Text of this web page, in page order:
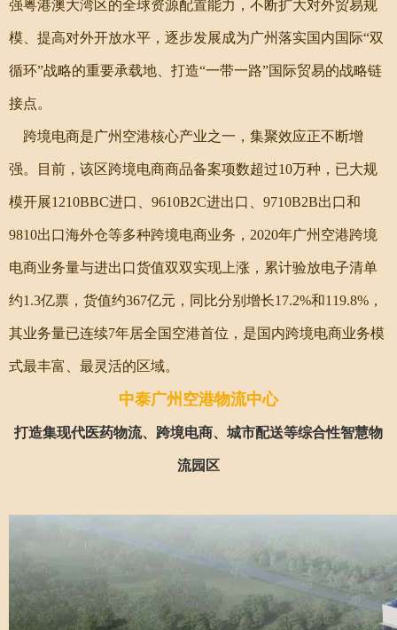
强粤港澳大湾区的全球资源配置能力，不断扩大对外贸易规
模、提高对外开放水平，逐步发展成为广州落实国内国际“双
循环”战略的重要承载地、打造“一带一路”国际贸易的战略链
接点。
跨境电商是广州空港核心产业之一，集聚效应正不断增
强。目前，该区跨境电商商品备案项数超过10万种，已大规
模开展1210BBC进口、9610B2C进出口、9710B2B出口和
9810出口海外仓等多种跨境电商业务，2020年广州空港跨境
电商业务量与进出口货值双双实现上涨，累计验放电子清单
约1.3亿票，货值约367亿元，同比分别增长17.2%和119.8%，
其业务量已连续7年居全国空港首位，是国内跨境电商业务模
式最丰富、最灵活的区域。
中泰广州空港物流中心
打造集现代医药物流、跨境电商、城市配送等综合性智慧物
流园区